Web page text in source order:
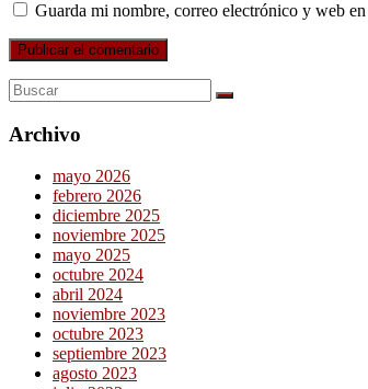
Guarda mi nombre, correo electrónico y web
Archivo
mayo 2026
febrero 2026
diciembre 2025
noviembre 2025
mayo 2025
octubre 2024
abril 2024
noviembre 2023
octubre 2023
septiembre 2023
agosto 2023